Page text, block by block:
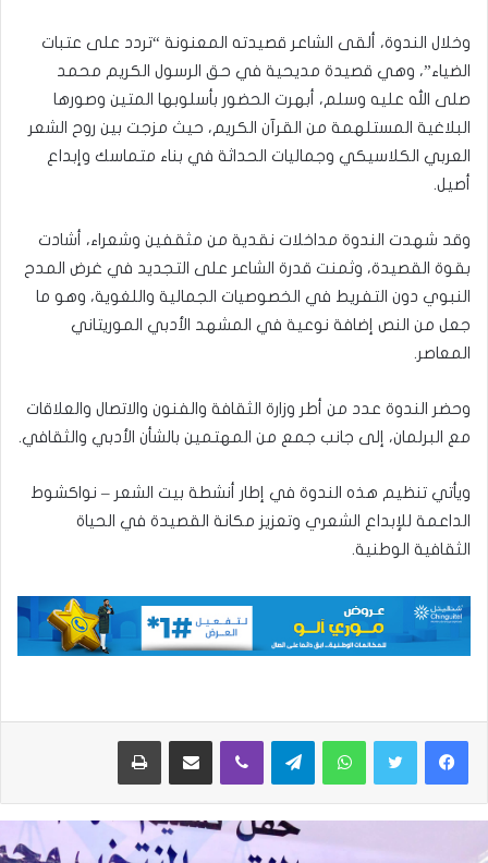
وخلال الندوة، ألقى الشاعر قصيدته المعنونة “تردد على عتبات
الضياء”، وهي قصيدة مديحية في حق الرسول الكريم محمد
صلى الله عليه وسلم، أبهرت الحضور بأسلوبها المتين وصورها
البلاغية المستلهمة من القرآن الكريم، حيث مزجت بين روح الشعر
العربي الكلاسيكي وجماليات الحداثة في بناء متماسك وإبداع
أصيل.
وقد شهدت الندوة مداخلات نقدية من مثقفين وشعراء، أشادت
بقوة القصيدة، وثمنت قدرة الشاعر على التجديد في غرض المدح
النبوي دون التفريط في الخصوصيات الجمالية واللغوية، وهو ما
جعل من النص إضافة نوعية في المشهد الأدبي الموريتاني
المعاصر.
وحضر الندوة عدد من أطر وزارة الثقافة والفنون والاتصال والعلاقات
مع البرلمان، إلى جانب جمع من المهتمين بالشأن الأدبي والثقافي.
ويأتي تنظيم هذه الندوة في إطار أنشطة بيت الشعر – نواكشوط
الداعمة للإبداع الشعري وتعزيز مكانة القصيدة في الحياة
الثقافية الوطنية.
واتساب تيلقرام ڤايبر مشاركة عبر البريد طباعة